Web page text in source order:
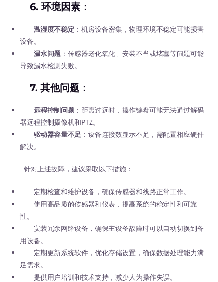
6.环境因素 ：
温湿度不稳定 ：机房设备密集，物理环境不稳定可能损害
设备。
漏水问题 ：传感器老化氧化、安装不当或堵塞等问题可能
导致漏水检测失败。
7.其他问题 ：
远程控制问题 ：距离过远时，操作键盘可能无法通过解码
器远程控制摄像机和PTZ。
驱动器容量不足 ：设备连接数显示不足，需配置相应硬件
解决。
针对上述故障，建议采取以下措施：
定期检查和维护设备，确保传感器和线路正常工作。
使用高品质的传感器和仪表，提高系统的稳定性和可靠
性。
安装冗余网络设备，确保主设备故障时可以自动切换到备
用设备。
定期更新系统软件，优化存储设置，确保数据处理能力满
足需求。
提供用户培训和技术支持，减少人为操作失误。